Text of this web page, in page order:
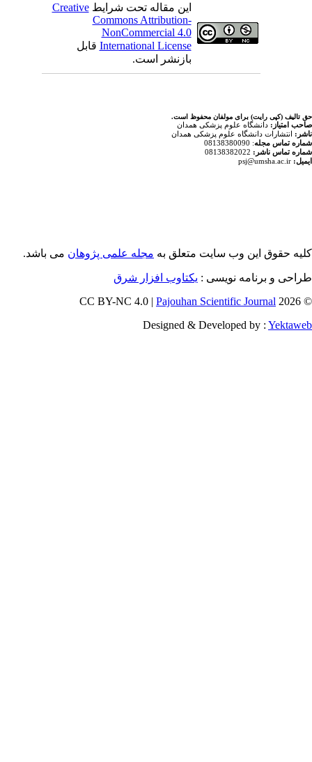
این مقاله تحت شرایطCreative
Commons Attribution-
NonCommercial 4.0
International Licenseقابل
محفوظ است.
همدان
پزشکی همدان
متعلق به مجله علمی پژوهان می باشد.
:یکتاوب افزار شرق
Pajouhan
Designed &